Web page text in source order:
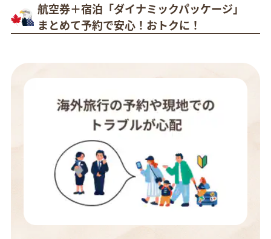
航空券＋宿泊「ダイナミックパッケージ」
まとめて予約で安心！おトクに！